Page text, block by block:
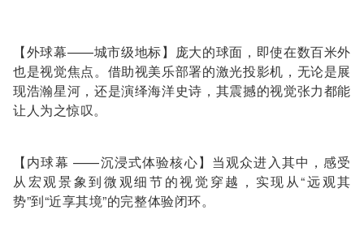
【外球幕——城市级地标】庞大的球面，即使在数百米外
也是视觉焦点。借助视美乐部署的激光投影机，无论是展
现浩瀚星河，还是演绎海洋史诗，其震撼的视觉张力都能
让人为之惊叹。
【内球幕 ——沉浸式体验核心】当观众进入其中，感受
从宏观景象到微观细节的视觉穿越，实现从“远观其
势”到“近享其境”的完整体验闭环。